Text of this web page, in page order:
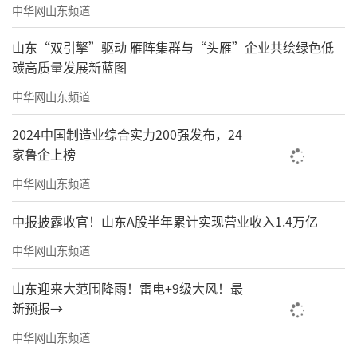
中华网山东频道
山东“双引擎”驱动 雁阵集群与“头雁”企业共绘绿色低
碳高质量发展新蓝图
中华网山东频道
2024中国制造业综合实力200强发布，24
家鲁企上榜
中华网山东频道
中报披露收官！山东A股半年累计实现营业收入1.4万亿
中华网山东频道
山东迎来大范围降雨！雷电+9级大风！最
新预报→
中华网山东频道